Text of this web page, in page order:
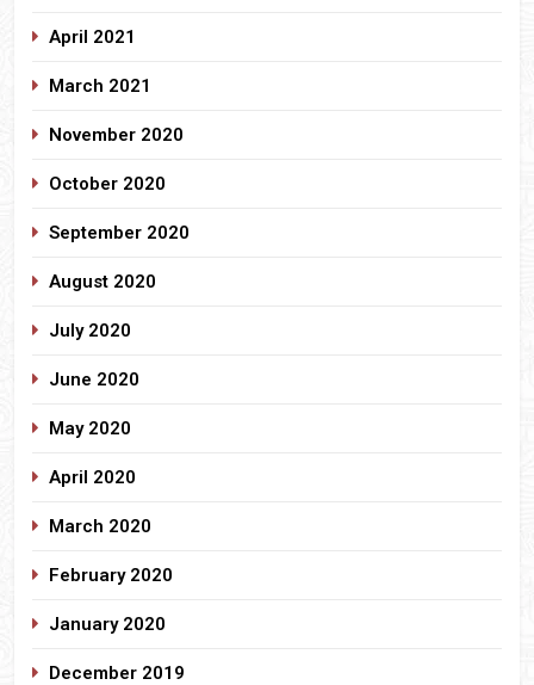
April 2021
March 2021
November 2020
October 2020
September 2020
August 2020
July 2020
June 2020
May 2020
April 2020
March 2020
February 2020
January 2020
December 2019